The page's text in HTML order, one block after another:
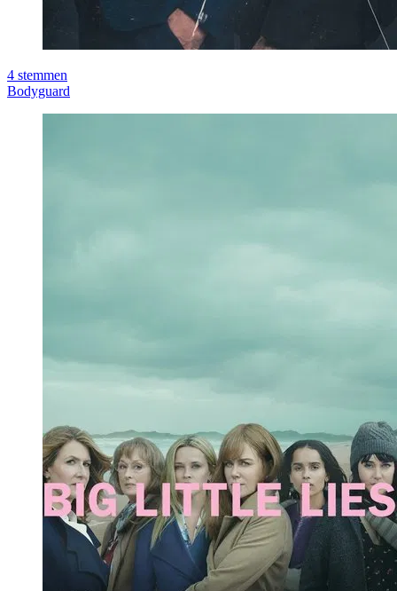
4 stemmen
Bodyguard